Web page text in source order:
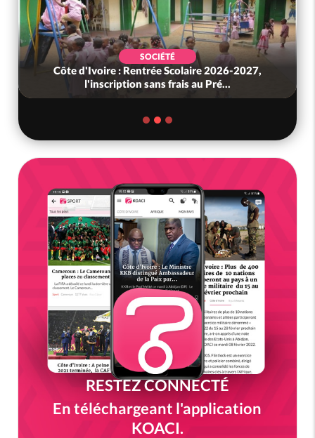
SOCIÉTÉ
Côte d'Ivoire : Rentrée Scolaire 2026-2027,
l'inscription sans frais au Pré...
RESTEZ CONNECTÉ
En téléchargeant l'application
KOACI.